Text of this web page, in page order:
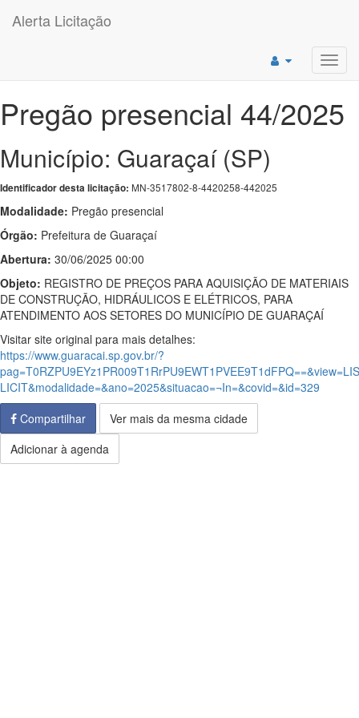
Alerta Licitação
Pregão presencial 44/2025
Município: Guaraçaí (SP)
Identificador desta licitação: MN-3517802-8-4420258-442025
Modalidade: Pregão presencial
Órgão: Prefeitura de Guaraçaí
Abertura: 30/06/2025 00:00
Objeto: REGISTRO DE PREÇOS PARA AQUISIÇÃO DE MATERIAIS
DE CONSTRUÇÃO, HIDRÁULICOS E ELÉTRICOS, PARA
ATENDIMENTO AOS SETORES DO MUNICÍPIO DE GUARAÇAÍ
Visitar site original para mais detalhes:
https://www.guaracai.sp.gov.br/?
LICIT&modalidade=&ano=2025&situacao=¬In=&covid=&id=329
Compartilhar
Ver mais da mesma cidade
Adicionar à agenda